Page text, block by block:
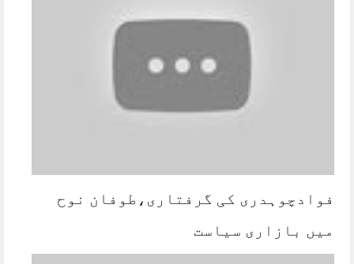
فوادچوہدری کی گرفتاری،طوفان نوح
میں بازاری سیاست